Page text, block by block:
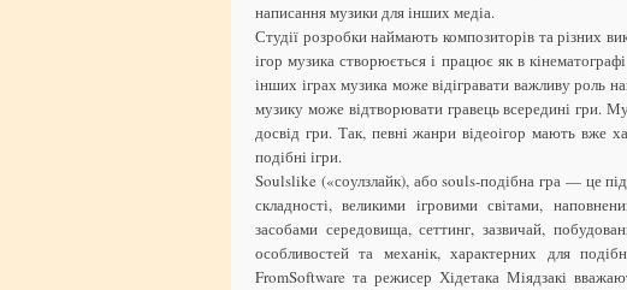
написання музики для інших медіа.
Студії розробки наймають композиторів та різних
ігор музика створюється і працює як в
інших іграх музика може відігравати важливу роль
музику може відтворювати гравець всередині гри.
досвід гри. Так, певні жанри відеоігор мають вже
подібні ігри.
Soulslike («соулзлайк), або souls-подібна гра — це
складності, великими ігровими світами,
засобами середовища, сеттинг, зазвичай,
особливостей та механік, характерних для
FromSoftware та режисер Хідетака Міядзакі